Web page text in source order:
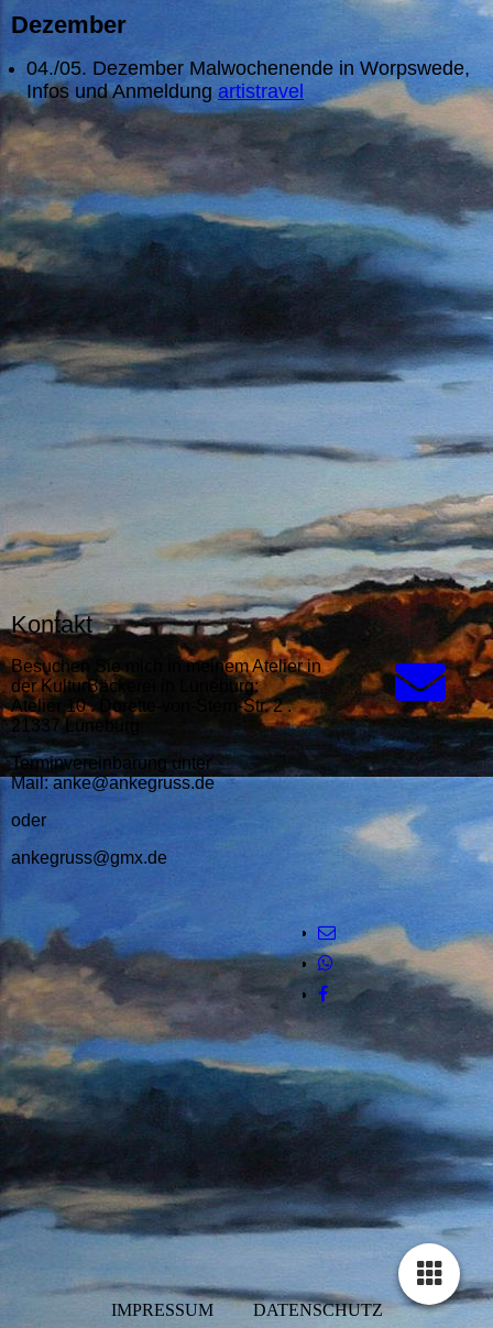
Dezember
04./05. Dezember Malwochenende in Worpswede,
Infos und Anmeldung artistravel
Kontakt
Besuchen Sie mich in meinem Atelier in
der KulturBäckerei in Lüneburg:
Atelier 10 . Dorette-von-Stern-Str. 2 .
21337 Lüneburg
Terminvereinbarung unter
Mail: anke@ankegruss.de
oder
ankegruss@gmx.de
IMPRESSUM DATENSCHUTZ